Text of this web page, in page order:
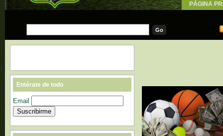
PÁGINA
Entérate de todo
Email